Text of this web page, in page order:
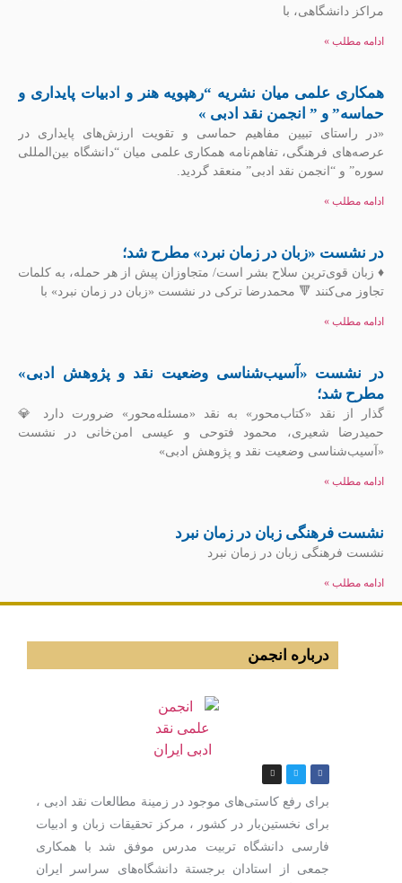
مراکز دانشگاهی، با
ادامه مطلب »
همکاری علمی میان نشریه “رهپویه هنر و ادبیات پایداری و
حماسه” و ” انجمن نقد ادبی »
«در راستای تبیین مفاهیم حماسی و تقویت ارزش‌های پایداری در
عرصه‌های فرهنگی، تفاهم‌نامه همکاری علمی میان “دانشگاه بین‌المللی
سوره” و “انجمن نقد ادبی” منعقد گردید.
ادامه مطلب »
در نشست «زبان در زمان نبرد» مطرح شد؛
♦️ زبان قوی‌ترین سلاح بشر است/ متجاوزان پیش از هر حمله، به کلمات
تجاوز می‌کنند 🔻 محمدرضا ترکی در نشست «زبان در زمان نبرد» با
ادامه مطلب »
در نشست «آسیب‌شناسی وضعیت نقد و پژوهش ادبی»
مطرح شد؛
گذار از نقد «کتاب‌محور» به نقد «مسئله‌محور» ضرورت دارد 💎
حمیدرضا شعیری، محمود فتوحی و عیسی امن‌خانی در نشست
«آسیب‌شناسی وضعیت نقد و پژوهش ادبی»
ادامه مطلب »
نشست فرهنگی زبان در زمان نبرد
نشست فرهنگی زبان در زمان نبرد
ادامه مطلب »
درباره انجمن
برای رفع كاستی‌های موجود در زمینة مطالعات نقد ادبی ،
برای نخستین‌بار در كشور ، مركز تحقیقات زبان و ادبیات
فارسی دانشگاه تربیت مدرس موفق شد با همكاری
جمعی از استادان برجستة دانشگاه‌های سراسر ایران